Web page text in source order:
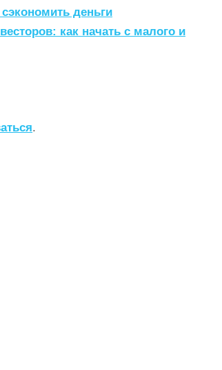
деньги
как начать с малого и
.